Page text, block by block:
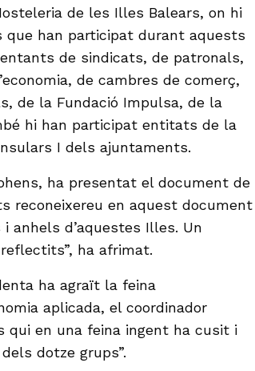
de les Illes Balears, on hi
han participat durant aquests
de sindicats, de patronals,
de cambres de comerç,
de la Fundació Impulsa, de la
hi han participat entitats de la
I dels ajuntaments.
ha presentat el document de
reconeixereu en aquest document
d’aquestes Illes. Un
ha afrimat.
ha agraït la feina
aplicada, el coordinador
qui en una feina ingent ha cusit i
dotze grups”.